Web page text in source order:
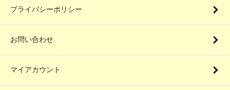
プライバシーポリシー
お問い合わせ
マイアカウント